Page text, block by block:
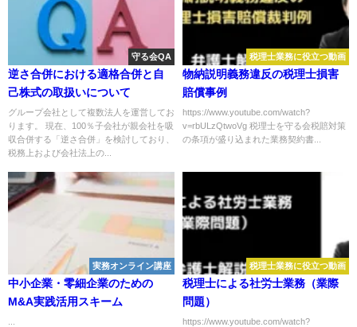
守る会QA
逆さ合併における適格合併と自
己株式の取扱いについて
グループ会社として複数法人を運営してお
ります。 現在、100％子会社が親会社を吸
収合併する「逆さ合併」を検討しており、
税務上および会社法上の...
税理士業務に役立つ動画
物納説明義務違反の税理士損害
賠償事例
https://www.youtube.com/watch?
v=rbULzQtwoVg 税理士を守る会税賠対策
の条項が盛り込まれた業務契約書...
実務オンライン講座
中小企業・零細企業のための
M&A実践活用スキーム
税理士業務に役立つ動画
税理士による社労士業務（業際
問題）
https://www.youtube.com/watch?